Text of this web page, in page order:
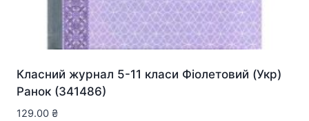
Класний журнал 5-11 класи Фіолетовий (Укр)
Ранок (341486)
129.00 ₴